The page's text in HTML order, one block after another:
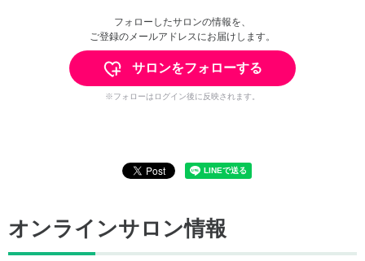
フォローしたサロンの情報を、
ご登録のメールアドレスにお届けします。
サロンをフォローする
※フォローはログイン後に反映されます。
オンラインサロン情報